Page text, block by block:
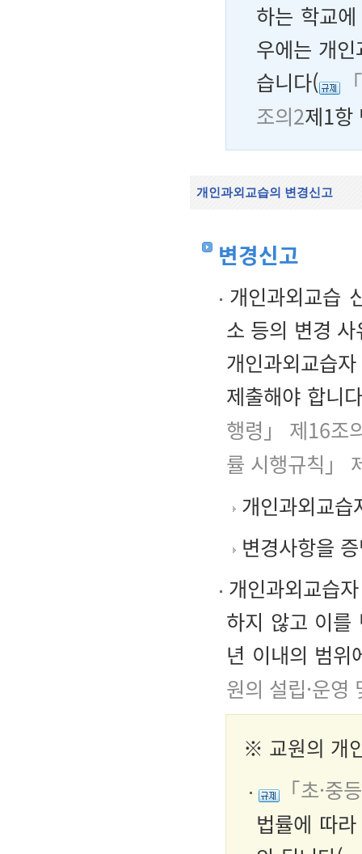
하는 학교
우에는 개
습니다(
조의2제1항
개인과외교습의 변경신고
변경신고
개인과외교습
소 등의 변경
개인과외교습
제출해야 합니
행령」 제16조
률 시행규칙」
개인과외교습
변경사항을
개인과외교습
하지 않고 이를
년 이내의 범위
원의 설립·운
※ 교원의 개
「초·중
법률에 따